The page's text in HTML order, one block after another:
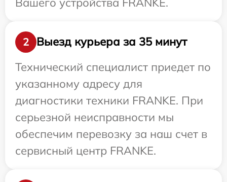
2
Выезд курьера за 35 минут
Технический специалист приедет по
указанному адресу для
диагностики техники FRANKE. При
серьезной неисправности мы
обеспечим перевозку за наш счет в
сервисный центр FRANKE.